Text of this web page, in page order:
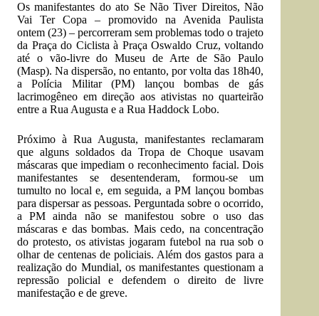
Os manifestantes do ato Se Não Tiver Direitos, Não
Vai Ter Copa – promovido na Avenida Paulista
ontem (23) – percorreram sem problemas todo o trajeto
da Praça do Ciclista à Praça Oswaldo Cruz, voltando
até o vão-livre do Museu de Arte de São Paulo
(Masp). Na dispersão, no entanto, por volta das 18h40,
a Polícia Militar (PM) lançou bombas de gás
lacrimogêneo em direção aos ativistas no quarteirão
entre a Rua Augusta e a Rua Haddock Lobo.
Próximo à Rua Augusta, manifestantes reclamaram
que alguns soldados da Tropa de Choque usavam
máscaras que impediam o reconhecimento facial. Dois
manifestantes se desentenderam, formou-se um
tumulto no local e, em seguida, a PM lançou bombas
para dispersar as pessoas. Perguntada sobre o ocorrido,
a PM ainda não se manifestou sobre o uso das
máscaras e das bombas. Mais cedo, na concentração
do protesto, os ativistas jogaram futebol na rua sob o
olhar de centenas de policiais. Além dos gastos para a
realização do Mundial, os manifestantes questionam a
repressão policial e defendem o direito de livre
manifestação e de greve.